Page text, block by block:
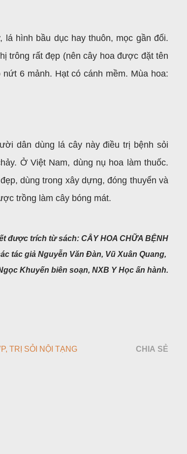
hình bầu dục hay thuôn, mọc gần đối.
trông rất đẹp (nên cây hoa được đặt tên
6 mảnh. Hạt có cánh mềm. Mùa hoa:
dân dùng lá cây này điều trị bệnh sỏi
Ở Việt Nam, dùng nụ hoa làm thuốc.
dùng trong xây dựng, đóng thuyển và
trồng làm cây bóng mát.
được trích từ sách: CÂY HOA CHỮA BỆNH
tác giả Nguyễn Văn Đàn, Vũ Xuân Quang,
Khuyến biên soạn, NXB Y Học ấn hành.
TRỊ SỎI NỘI TẠNG
CHIA SẺ